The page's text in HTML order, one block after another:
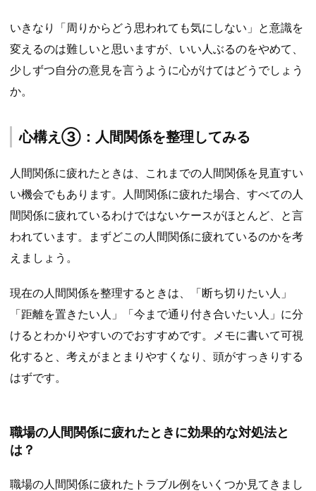
いきなり「周りからどう思われても気にしない」と意識を
変えるのは難しいと思いますが、いい人ぶるのをやめて、
少しずつ自分の意見を言うように心がけてはどうでしょう
か。
心構え③：人間関係を整理してみる
人間関係に疲れたときは、これまでの人間関係を見直すい
い機会でもあります。人間関係に疲れた場合、すべての人
間関係に疲れているわけではないケースがほとんど、と言
われています。まずどこの人間関係に疲れているのかを考
えましょう。
現在の人間関係を整理するときは、「断ち切りたい人」
「距離を置きたい人」「今まで通り付き合いたい人」に分
けるとわかりやすいのでおすすめです。メモに書いて可視
化すると、考えがまとまりやすくなり、頭がすっきりする
はずです。
職場の人間関係に疲れたときに効果的な対処法と
は？
職場の人間関係に疲れたトラブル例をいくつか見てきまし